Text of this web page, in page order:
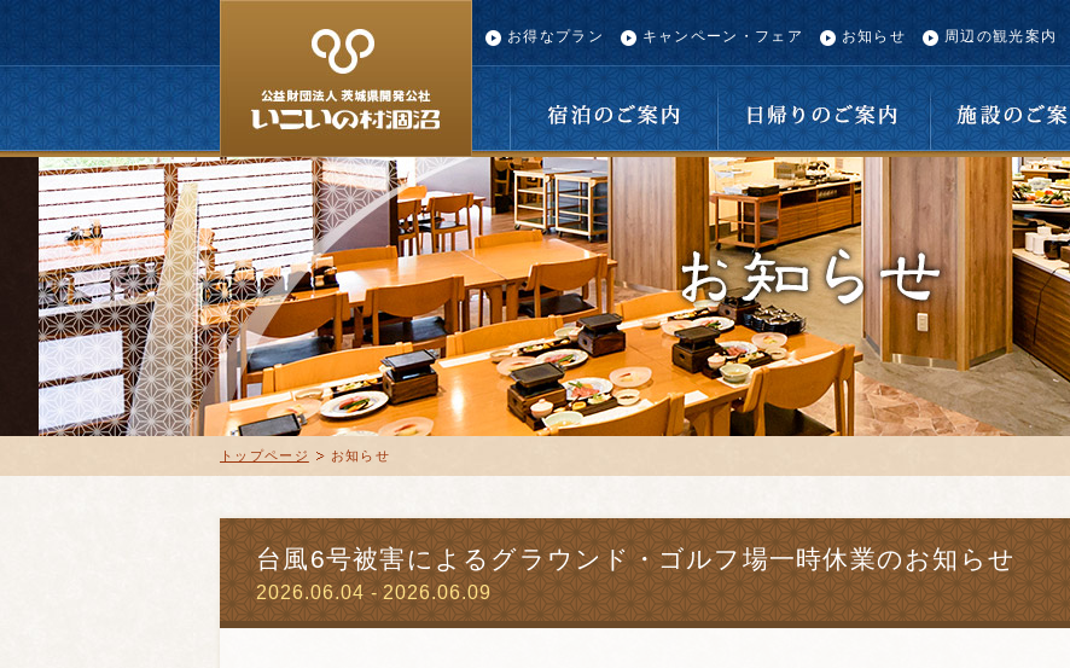
お得なプラン キャンペーン・フェア お知らせ 周辺の観光案内
宿泊のご案内 日帰りのご案内 施設のご案内
トップページ お知らせ
台風6号被害によるグラウンド・ゴルフ場一時休業のお知らせ
2026.06.04 - 2026.06.09